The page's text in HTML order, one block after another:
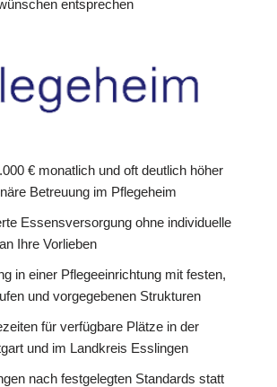
entsprechen
€ monatlich und oft deutlich höher
Betreuung im Pflegeheim
Essensversorgung ohne individuelle
Ihre Vorlieben
in einer Pflegeeinrichtung mit festen,
und vorgegebenen Strukturen
für verfügbare Plätze in der
und im Landkreis Esslingen
nach festgelegten Standards statt